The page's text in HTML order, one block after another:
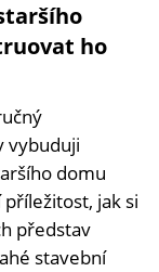
ho
vybuduji
domu
jak si
představ
stavební